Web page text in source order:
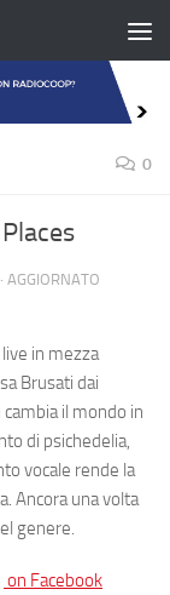
0
· AGGIORNATO
in mezza
Brusati dai
il mondo in
di psichedelia,
vocale rende la
Ancora una volta
genere.
on Facebook